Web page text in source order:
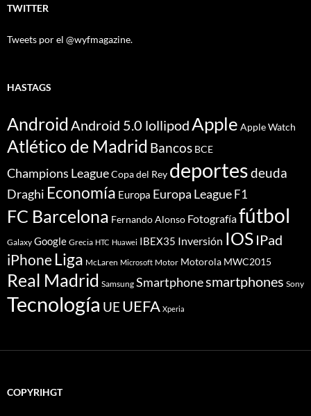
TWITTER
Tweets por el @wyfmagazine.
HASTAGS
Android Android 5.0 lollipodApple Apple Watch
Atlético de Madrid Bancos BCE
Champions LeagueCopa del Rey deportesdeuda
Draghi Economía Europa Europa LeagueF1
FC Barcelona Fernando Alonso Fotografíafútbol
Galaxy Google Grecia HTC Huawei IBEX35 Inversión IOS IPad
iPhoneLiga McLaren Microsoft Motor Motorola MWC2015
Real Madrid Samsung Smartphonesmartphones Sony
Tecnología UE UEFA Xperia
COPYRIHGT